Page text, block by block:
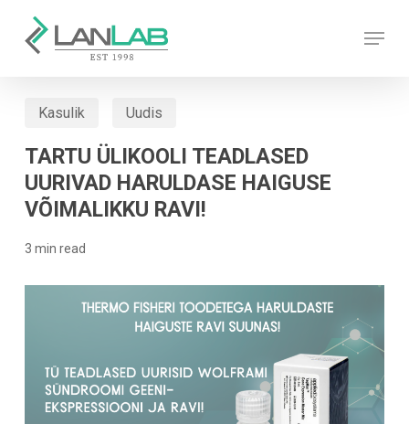
Menu
Kasulik Uudis
TARTU ÜLIKOOLI TEADLASED
UURIVAD HARULDASE HAIGUSE
VÕIMALIKKU RAVI!
3 min read